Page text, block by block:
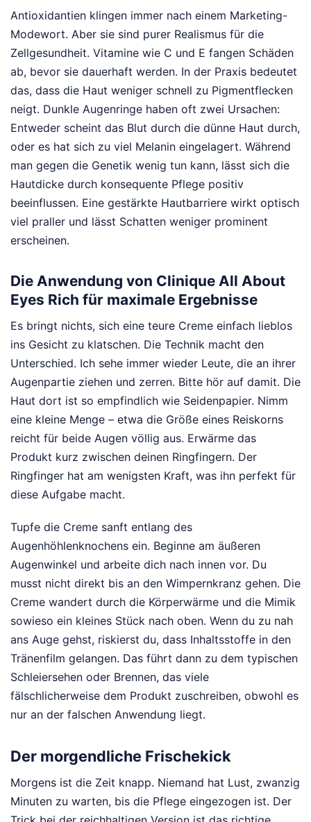
Antioxidantien klingen immer nach einem Marketing-
Modewort. Aber sie sind purer Realismus für die
Zellgesundheit. Vitamine wie C und E fangen Schäden
ab, bevor sie dauerhaft werden. In der Praxis bedeutet
das, dass die Haut weniger schnell zu Pigmentflecken
neigt. Dunkle Augenringe haben oft zwei Ursachen:
Entweder scheint das Blut durch die dünne Haut durch,
oder es hat sich zu viel Melanin eingelagert. Während
man gegen die Genetik wenig tun kann, lässt sich die
Hautdicke durch konsequente Pflege positiv
beeinflussen. Eine gestärkte Hautbarriere wirkt optisch
viel praller und lässt Schatten weniger prominent
erscheinen.
Die Anwendung von Clinique All About
Eyes Rich für maximale Ergebnisse
Es bringt nichts, sich eine teure Creme einfach lieblos
ins Gesicht zu klatschen. Die Technik macht den
Unterschied. Ich sehe immer wieder Leute, die an ihrer
Augenpartie ziehen und zerren. Bitte hör auf damit. Die
Haut dort ist so empfindlich wie Seidenpapier. Nimm
eine kleine Menge – etwa die Größe eines Reiskorns
reicht für beide Augen völlig aus. Erwärme das
Produkt kurz zwischen deinen Ringfingern. Der
Ringfinger hat am wenigsten Kraft, was ihn perfekt für
diese Aufgabe macht.
Tupfe die Creme sanft entlang des
Augenhöhlenknochens ein. Beginne am äußeren
Augenwinkel und arbeite dich nach innen vor. Du
musst nicht direkt bis an den Wimpernkranz gehen. Die
Creme wandert durch die Körperwärme und die Mimik
sowieso ein kleines Stück nach oben. Wenn du zu nah
ans Auge gehst, riskierst du, dass Inhaltsstoffe in den
Tränenfilm gelangen. Das führt dann zu dem typischen
Schleiersehen oder Brennen, das viele
fälschlicherweise dem Produkt zuschreiben, obwohl es
nur an der falschen Anwendung liegt.
Der morgendliche Frischekick
Morgens ist die Zeit knapp. Niemand hat Lust, zwanzig
Minuten zu warten, bis die Pflege eingezogen ist. Der